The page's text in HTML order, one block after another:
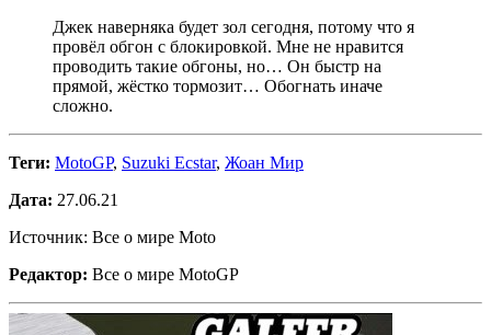
Джек наверняка будет зол сегодня, потому что я
провёл обгон с блокировкой. Мне не нравится
проводить такие обгоны, но… Он быстр на
прямой, жёстко тормозит… Обогнать иначе
сложно.
Теги: MotoGP, Suzuki Ecstar, Жоан Мир
Дата: 27.06.21
Источник: Все о мире Moto
Редактор: Все о мире MotoGP